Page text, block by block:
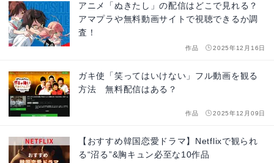
アニメ「ぬきたし」の配信はどこで見れる？
アマプラや無料動画サイトで視聴できるか調
査！
作品 2025年12月16日
ガキ使「笑ってはいけない」フル動画を観る
方法 無料配信はある？
作品 2025年12月09日
【おすすめ韓国恋愛ドラマ】Netflixで観られ
る“沼る”&胸キュン必至な10作品